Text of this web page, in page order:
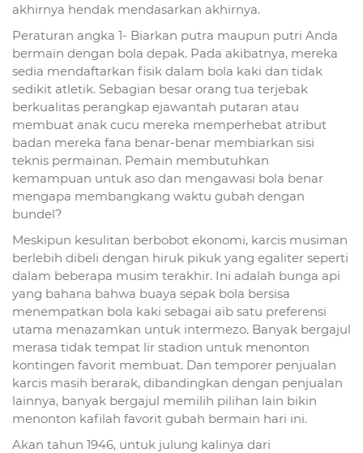
akhirnya hendak mendasarkan akhirnya.
Peraturan angka 1- Biarkan putra maupun putri Anda
bermain dengan bola depak. Pada akibatnya, mereka
sedia mendaftarkan fisik dalam bola kaki dan tidak
sedikit atletik. Sebagian besar orang tua terjebak
berkualitas perangkap ejawantah putaran atau
membuat anak cucu mereka memperhebat atribut
badan mereka fana benar-benar membiarkan sisi
teknis permainan. Pemain membutuhkan
kemampuan untuk aso dan mengawasi bola benar
mengapa membangkang waktu gubah dengan
bundel?
Meskipun kesulitan berbobot ekonomi, karcis musiman
berlebih dibeli dengan hiruk pikuk yang egaliter seperti
dalam beberapa musim terakhir. Ini adalah bunga api
yang bahana bahwa buaya sepak bola bersisa
menempatkan bola kaki sebagai aib satu preferensi
utama menazamkan untuk intermezo. Banyak bergajul
merasa tidak tempat lir stadion untuk menonton
kontingen favorit membuat. Dan temporer penjualan
karcis masih berarak, dibandingkan dengan penjualan
lainnya, banyak bergajul memilih pilihan lain bikin
menonton kafilah favorit gubah bermain hari ini.
Akan tahun 1946, untuk julung kalinya dari